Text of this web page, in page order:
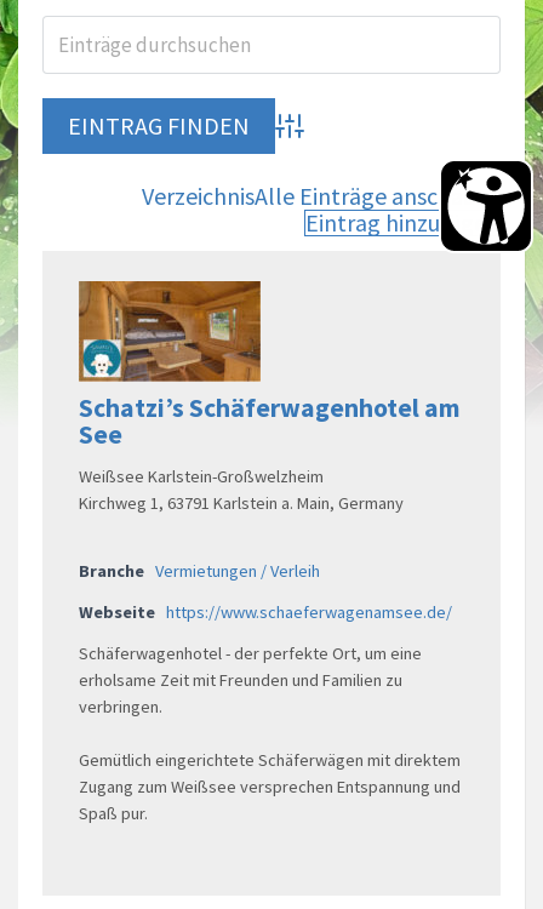
Advanced Search
VerzeichnisAlle Einträge anschauen
Eintrag hinzufügen
Schatzi’s Schäferwagenhotel am
See
Weißsee Karlstein-Großwelzheim
Kirchweg 1, 63791 Karlstein a. Main, Germany
Branche Vermietungen / Verleih
Webseite https://www.schaeferwagenamsee.de/
Schäferwagenhotel - der perfekte Ort, um eine
erholsame Zeit mit Freunden und Familien zu
verbringen.
Gemütlich eingerichtete Schäferwägen mit direktem
Zugang zum Weißsee versprechen Entspannung und
Spaß pur.